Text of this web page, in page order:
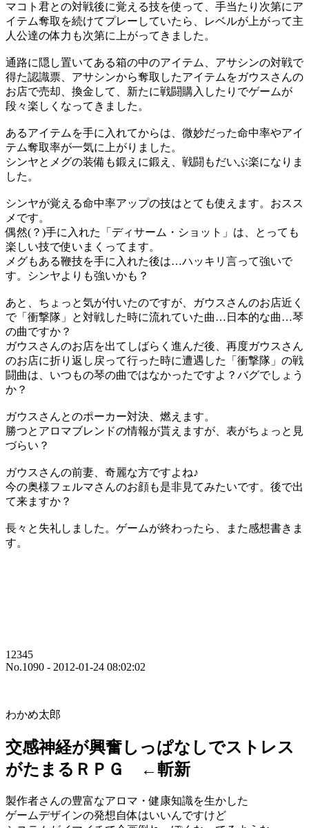
マコト君との対戦後に覚える技を使って、手当たり次第にア
イテム奪取を続けてプレーしていたら、レベルが上がって主
人公達の体力も次第に上がってきました。
通路に隠し置いてある箱の中のアイテム、アサシンの対戦で
得た認識票、アサシンから奪取したアイテムをガウスさんの
お店で売却、換金して、新たに戦闘購入したりでゲームが
段々楽しくなってきました。
あるアイテムを手に入れてからは、微妙だった命中率やアイ
テム奪取率が一気に上がりました。
シンヤとメグの装備も鍛えに鍛え、戦闘もだいぶ楽になりま
した。
シンヤが覚える命中率アップの技はとても使えます。おスス
メです。
偶然(？)手に入れた「ディサーム・ショット」は、とっても
楽しい技で使いまくってます。
メグもある鞭技を手に入れた後は…ハッキリ言って強いで
す。シンヤよりも強いかも？
あと、ちょっと気が付いたのですが、ガウスさんのお店近く
で「衝撃隊」と対戦した時に流れていた曲…日本的な曲…琴
の曲ですか？
ガウスさんのお店を出てしばらく進んだ後、再度ガウスさん
のお店に折り返し戻って行った時に遭遇した「衝撃隊」の戦
闘曲は、いつもの琴の曲ではなかったですよ？バグでしょう
か？
ガウスさんとのポーカー対決、燃えます。
勝つとアロマブレンドの情報が貰えますが、表がちょっと見
づらい？
ガウスさんの前妻、奇麗な方ですよね♪
今の奥様フェルマさんのお顔も是非見てみたいです。後で出
て来ますか？
長々と失礼しました。ゲームが終わったら、また感想書きま
す。
12345
No.1090 - 2012-01-24 08:02:02
わかめ太郎
交感神経が興奮しっぱなしでストレス
がたまるＲＰＧ ←斬新
製作者さんの豊富なアロマ・健康知識を生かした
ゲームデザインの発想自体はいいんですけど